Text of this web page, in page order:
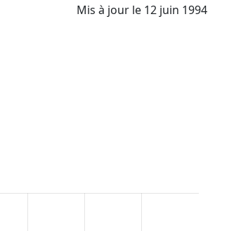
Mis à jour le 12 juin 1994